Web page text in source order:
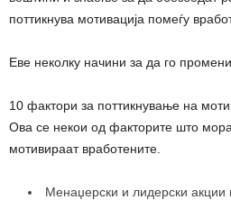
поттикнува мотивација помеѓу
Еве неколку начини за да го
10 фактори за поттикнување на
Ова се некои од факторите што
мотивираат вработените.
Менаџерски и лидерски акции